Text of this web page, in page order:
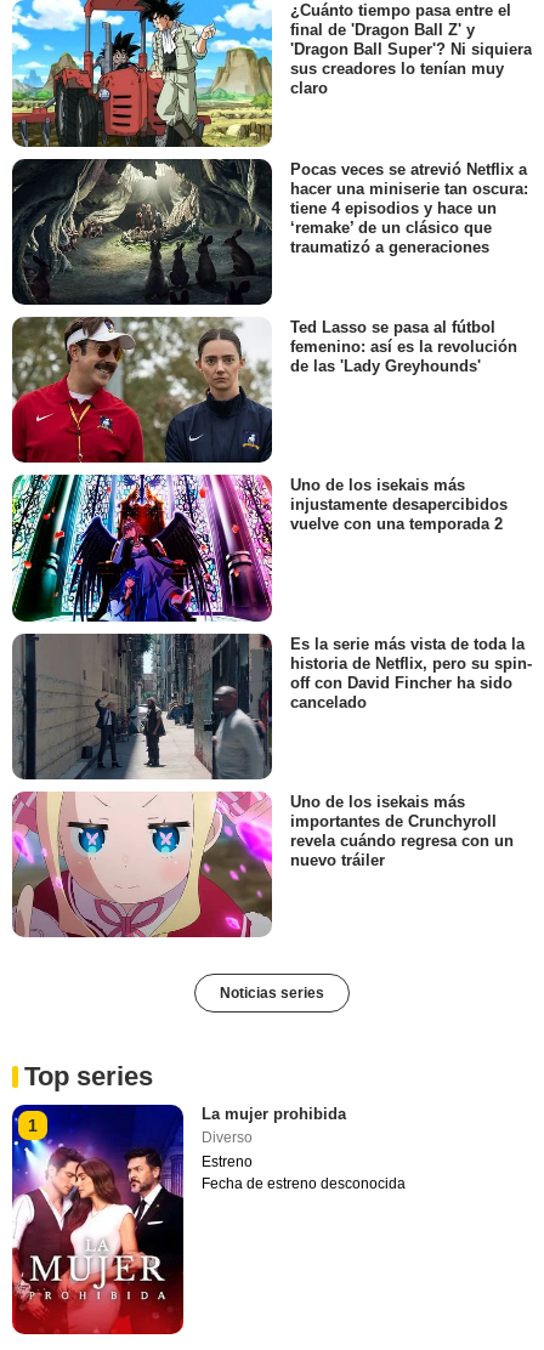
¿Cuánto tiempo pasa entre el
final de 'Dragon Ball Z' y
'Dragon Ball Super'? Ni siquiera
sus creadores lo tenían muy
claro
Pocas veces se atrevió Netflix a
hacer una miniserie tan oscura:
tiene 4 episodios y hace un
‘remake’ de un clásico que
traumatizó a generaciones
Ted Lasso se pasa al fútbol
femenino: así es la revolución
de las 'Lady Greyhounds'
Uno de los isekais más
injustamente desapercibidos
vuelve con una temporada 2
Es la serie más vista de toda la
historia de Netflix, pero su spin-
off con David Fincher ha sido
cancelado
Uno de los isekais más
importantes de Crunchyroll
revela cuándo regresa con un
nuevo tráiler
Noticias series
Top series
1
La mujer prohibida
Diverso
Estreno
Fecha de estreno desconocida